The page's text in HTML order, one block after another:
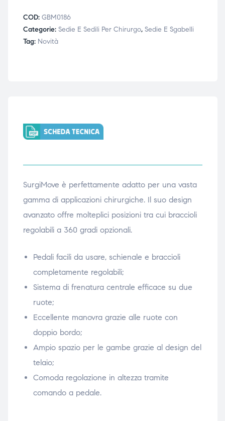
COD: GBM0186
Categorie: Sedie E Sedili Per Chirurgo, Sedie E Sgabelli
Tag: Novità
SurgiMove è perfettamente adatto per una vasta
gamma di applicazioni chirurgiche. Il suo design
avanzato offre molteplici posizioni tra cui braccioli
regolabili a 360 gradi opzionali.
Pedali facili da usare, schienale e braccioli
completamente regolabili;
Sistema di frenatura centrale efficace su due
ruote;
Eccellente manovra grazie alle ruote con
doppio bordo;
Ampio spazio per le gambe grazie al design del
telaio;
Comoda regolazione in altezza tramite
comando a pedale.